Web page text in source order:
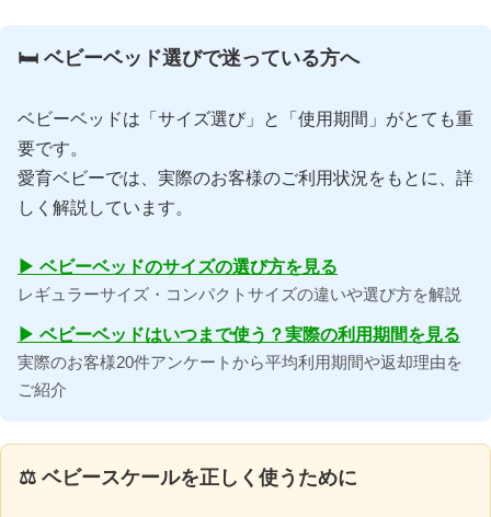
🛏 ベビーベッド選びで迷っている方へ
ベビーベッドは「サイズ選び」と「使用期間」がとても重
要です。
愛育ベビーでは、実際のお客様のご利用状況をもとに、詳
しく解説しています。
▶ ベビーベッドのサイズの選び方を見る
レギュラーサイズ・コンパクトサイズの違いや選び方を解説
▶ ベビーベッドはいつまで使う？実際の利用期間を見る
実際のお客様20件アンケートから平均利用期間や返却理由を
ご紹介
⚖ ベビースケールを正しく使うために